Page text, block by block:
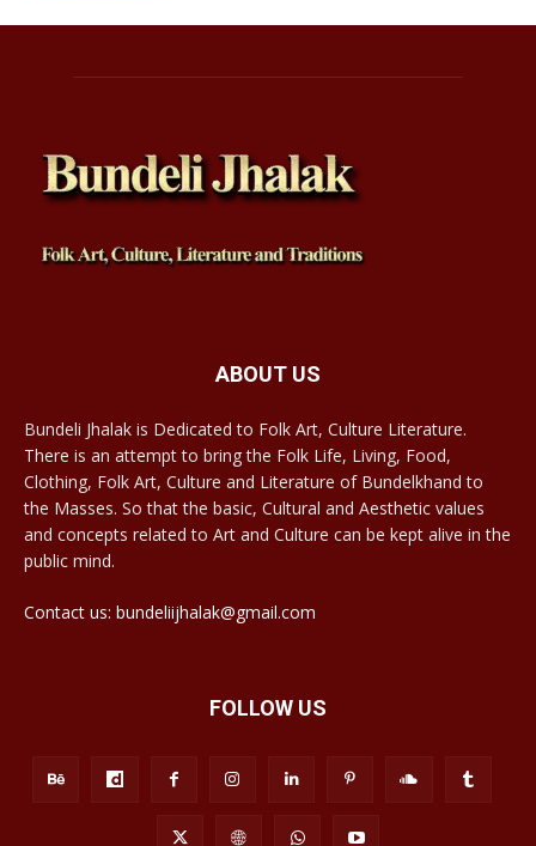
ABOUT US
Bundeli Jhalak is Dedicated to Folk Art, Culture Literature.
There is an attempt to bring the Folk Life, Living, Food,
Clothing, Folk Art, Culture and Literature of Bundelkhand to
the Masses. So that the basic, Cultural and Aesthetic values
and concepts related to Art and Culture can be kept alive in the
public mind.
Contact us: bundeliijhalak@gmail.com
FOLLOW US